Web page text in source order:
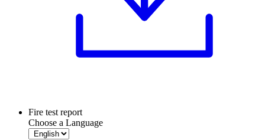
Fire test report
Choose a Language